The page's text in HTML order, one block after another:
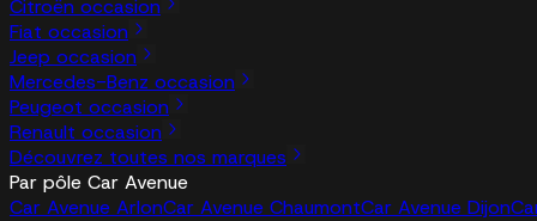
Citroën occasion
Fiat occasion
Jeep occasion
Mercedes-Benz occasion
Peugeot occasion
Renault occasion
Découvrez toutes nos marques
Par pôle Car Avenue
Car Avenue ArlonCar Avenue ChaumontCar Avenue Dijon